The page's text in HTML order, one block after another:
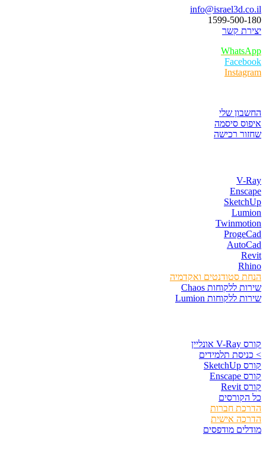
info@israel3d.co.il
1599-500-180
יצירת קשר
WhatsApp
Facebook
Instagram
החשבון שלי
איפוס סיסמה
שחזור רכישה
V-Ray
Enscape
SketchUp
Lumion
Twinmotion
ProgeCad
AutoCad
Revit
Rhino
הנחת סטודנטים ואקדמיה
שירות ללקוחות Chaos
שירות ללקוחות Lumion
קורס V-Ray אונליין
> כניסת תלמידים
קורס SketchUp
קורס Enscape
קורס Revit
כל הקורסים
הדרכת חברות
הדרכה אישית
מודלים מודפסים